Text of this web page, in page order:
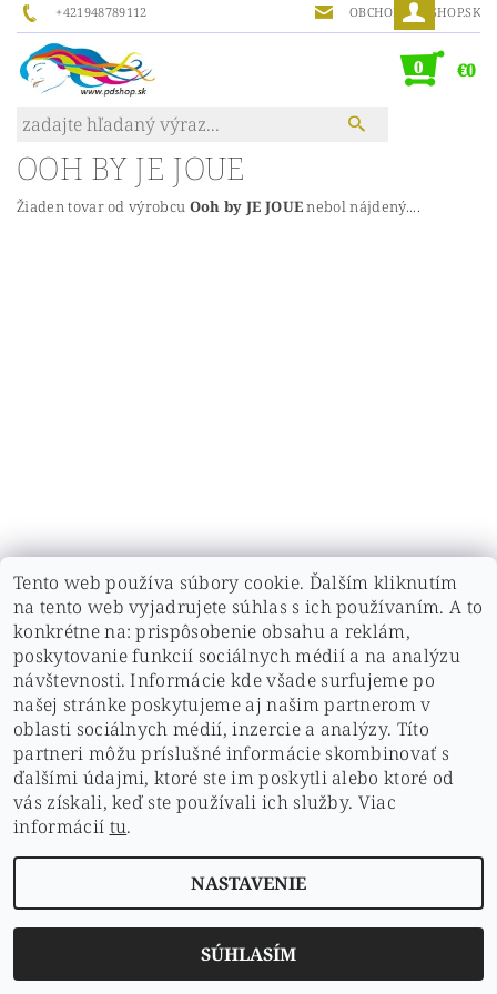
+421948789112 OBCHOD@PDSHOP.SK
0 €0
OOH BY JE JOUE
Žiaden tovar od výrobcu Ooh by JE JOUEnebol nájdený....
ochrana osobných údajov | Hodnotenie obchodu |
doprava a platby | Kontakt | obchodné podmienky | Cookies
Vytvoril Shoptet
Tento web používa súbory cookie. Ďalším kliknutím
na tento web vyjadrujete súhlas s ich používaním. A to
konkrétne na: prispôsobenie obsahu a reklám,
poskytovanie funkcií sociálnych médií a na analýzu
návštevnosti. Informácie kde všade surfujeme po
našej stránke poskytujeme aj našim partnerom v
oblasti sociálnych médií, inzercie a analýzy. Títo
partneri môžu príslušné informácie skombinovať s
ďalšími údajmi, ktoré ste im poskytli alebo ktoré od
vás získali, keď ste používali ich služby. Viac
informácií tu.
NASTAVENIE
SÚHLASÍM